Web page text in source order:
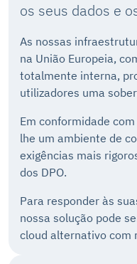
os seus dados e
As nossas
na União Europeia,
totalmente interna,
utilizadores uma
Em conformidade
lhe um ambiente de
exigências mais
dos DPO.
Para responder às
nossa solução pode
cloud alternativo com